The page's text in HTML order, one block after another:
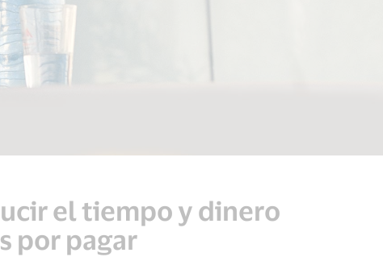
el tiempo y dinero
por pagar